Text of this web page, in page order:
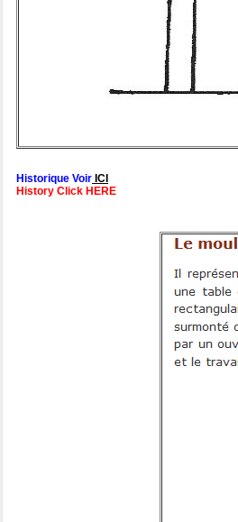
Historique Voir ICI
History Click HERE